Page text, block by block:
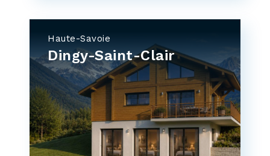
Haute-Savoie
Dingy-Saint-Clair